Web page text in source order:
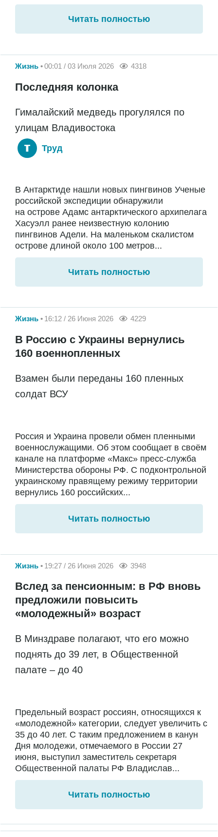
Читать полностью
Жизнь 00:01 / 03 Июля 2026 4318
Последняя колонка
Гималайский медведь прогулялся по
улицам Владивостока
Труд
В Антарктиде нашли новых пингвинов Ученые
российской экспедиции обнаружили
на острове Адамс антарктического архипелага
Хасуэлл ранее неизвестную колонию
пингвинов Адели. На маленьком скалистом
острове длиной около 100 метров...
Читать полностью
Жизнь 16:12 / 26 Июня 2026 4229
В Россию с Украины вернулись
160 военнопленных
Взамен были переданы 160 пленных
солдат ВСУ
Россия и Украина провели обмен пленными
военнослужащими. Об этом сообщает в своём
канале на платформе «Макс» пресс-служба
Министерства обороны РФ. С подконтрольной
украинскому правящему режиму территории
вернулись 160 российских...
Читать полностью
Жизнь 19:27 / 26 Июня 2026 3948
Вслед за пенсионным: в РФ вновь
предложили повысить
«молодежный» возраст
В Минздраве полагают, что его можно
поднять до 39 лет, в Общественной
палате – до 40
Предельный возраст россиян, относящихся к
«молодежной» категории, следует увеличить с
35 до 40 лет. С таким предложением в канун
Дня молодежи, отмечаемого в России 27
июня, выступил заместитель секретаря
Общественной палаты РФ Владислав...
Читать полностью